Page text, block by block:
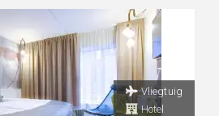
Vliegtuig
Hotel